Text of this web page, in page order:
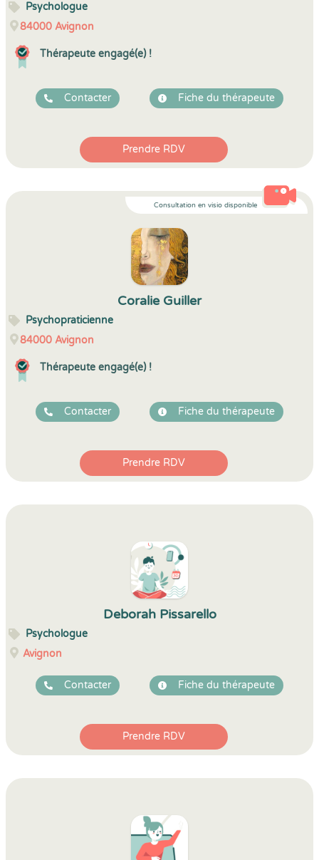
Psychologue
84000 Avignon
Thérapeute engagé(e) !
Contacter Fiche du thérapeute
Prendre RDV
Consultation en visio disponible
Coralie Guiller
Psychopraticienne
84000 Avignon
Thérapeute engagé(e) !
Contacter Fiche du thérapeute
Prendre RDV
Deborah Pissarello
Psychologue
Avignon
Contacter Fiche du thérapeute
Prendre RDV